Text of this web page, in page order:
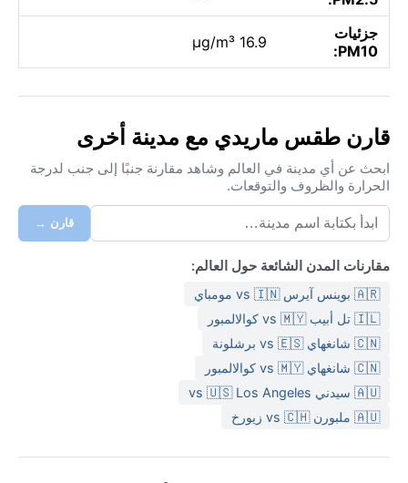
جزئيات
PM10:
16.9 µg/m³
قارن طقس ماريدي مع مدينة أخرى
ابحث عن أي مدينة في العالم وشاهد مقارنة جنبًا إلى جنب لدرجة
الحرارة والظروف والتوقعات.
قارن →
مقارنات المدن الشائعة حول العالم:
🇦🇷 بوينس آيرس vs 🇮🇳 مومباي
🇮🇱 تل أبيب vs 🇲🇾 كوالالمبور
🇨🇳 شانغهاي vs 🇪🇸 برشلونة
🇨🇳 شانغهاي vs 🇲🇾 كوالالمبور
🇦🇺 سيدني vs 🇺🇸 Los Angeles
🇦🇺 ملبورن vs 🇨🇭 زيورخ